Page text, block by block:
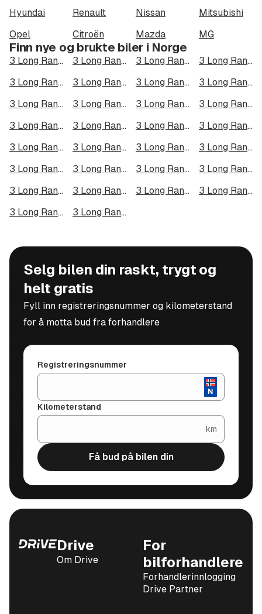
Hyundai Renault Nissan
Mitsubishi
Opel
Citroën Mazda MG
Finn nye og brukte biler i Norge
3 Long Range Dual Motor i Oslo 3 Long Range Dual Motor i Bergen 3 Long Range Dual Motor i Trondheim
3 Long Range Dual Motor i Stavanger
3 Long Range Dual Motor i Kristiansand
3 Long Range Dual Motor i Fredrikstad 3 Long Range Dual Motor i Drammen
3 Long Range Dual Motor i Skien
3 Long Range Dual Motor i Tromsø
3 Long Range Dual Motor i Ålesund 3 Long Range Dual Motor i Moss
3 Long Range Dual Motor i Porsgrunn
3 Long Range Dual Motor i Bodø
3 Long Range Dual Motor i Arendal 3 Long Range Dual Motor i Hamar
3 Long Range Dual Motor i Larvik
3 Long Range Dual Motor i Halden
3 Long Range Dual Motor i Lillehammer 3 Long Range Dual Motor i Molde
3 Long Range Dual Motor i Kongsberg
3 Long Range Dual Motor i Harstad
3 Long Range Dual Motor i Gjøvik 3 Long Range Dual Motor i Sarpsborg
3 Long Range Dual Motor i Sandefjord
3 Long Range Dual Motor i Kristiansund
3 Long Range Dual Motor i Tromsdalen 3 Long Range Dual Motor i Narvik
3 Long Range Dual Motor i Steinkjer
3 Long Range Dual Motor i Haugesund
3 Long Range Dual Motor i Alta
Selg bilen din raskt, trygt og
helt gratis
Fyll inn registreringsnummer og kilometerstand
for å motta bud fra forhandlere
Registreringsnummer
Kilometerstand
km
Få bud på bilen din
Drive
Om Drive
For
bilforhandlere
Forhandlerinnlogging
Drive Partner